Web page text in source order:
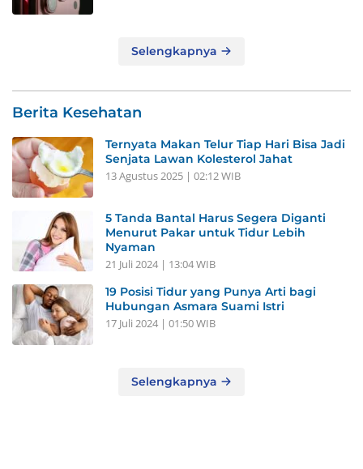
Selengkapnya
Berita Kesehatan
Ternyata Makan Telur Tiap Hari Bisa Jadi
Senjata Lawan Kolesterol Jahat
13 Agustus 2025 | 02:12 WIB
5 Tanda Bantal Harus Segera Diganti
Menurut Pakar untuk Tidur Lebih
Nyaman
21 Juli 2024 | 13:04 WIB
19 Posisi Tidur yang Punya Arti bagi
Hubungan Asmara Suami Istri
17 Juli 2024 | 01:50 WIB
Selengkapnya